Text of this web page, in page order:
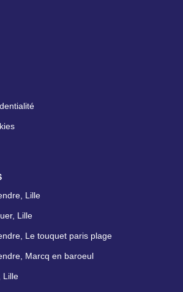
Lille
Lille
Le touquet paris plage
Marcq en baroeul
Lille